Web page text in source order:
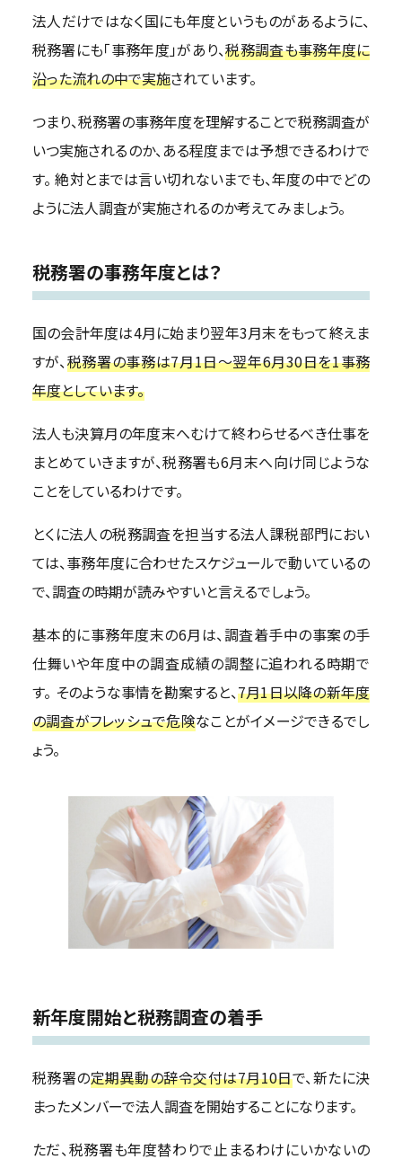
法人だけではなく国にも年度というものがあるように、
税務署にも「事務年度」があり、税務調査も事務年度に
沿った流れの中で実施されています。
つまり、税務署の事務年度を理解することで税務調査が
いつ実施されるのか、ある程度までは予想できるわけで
す。 絶対とまでは言い切れないまでも、年度の中でどの
ように法人調査が実施されるのか考えてみましょう。
税務署の事務年度とは？
国の会計年度は4月に始まり翌年3月末をもって終えま
すが、税務署の事務は7月1日～翌年6月30日を1事務
年度としています。
法人も決算月の年度末へむけて終わらせるべき仕事を
まとめていきますが、税務署も6月末へ向け同じような
ことをしているわけです。
とくに法人の税務調査を担当する法人課税部門におい
ては、事務年度に合わせたスケジュールで動いているの
で、調査の時期が読みやすいと言えるでしょう。
基本的に事務年度末の6月は、調査着手中の事案の手
仕舞いや年度中の調査成績の調整に追われる時期で
す。 そのような事情を勘案すると、7月1日以降の新年度
の調査がフレッシュで危険なことがイメージできるでし
ょう。
新年度開始と税務調査の着手
税務署の定期異動の辞令交付は7月10日で、新たに決
まったメンバーで法人調査を開始することになります。
ただ、税務署も年度替わりで止まるわけにいかないの